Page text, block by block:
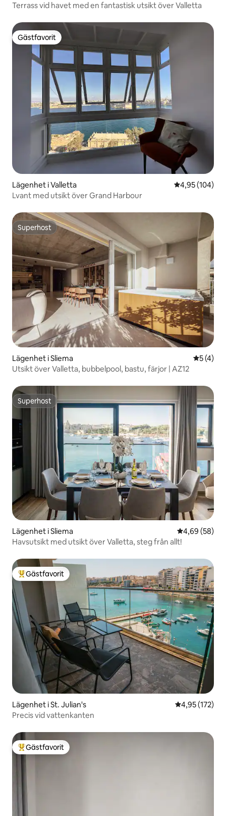
Terrass vid havet med en fantastisk utsikt över Valletta
Gästfavorit
Gästfavorit
Lägenhet i Valletta 4,95 av 5 i
4,95 (104)
Lvant med utsikt över Grand Harbour
Superhost
Superhost
Lägenhet i Sliema 5 av 5 i
5 (4)
Utsikt över Valletta, bubbelpool, bastu, färjor | AZ12
Superhost
Superhost
Lägenhet i Sliema 4,69 av 5 i
4,69 (58)
Havsutsikt med utsikt över Valletta, steg från allt!
Populär gästfavorit
Gästfavorit
Lägenhet i St. Julian's 4,95 av 5 i
4,95 (172)
Precis vid vattenkanten
Populär gästfavorit
Gästfavorit